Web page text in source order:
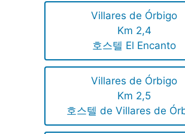
Villares de Órbigo
Km 2,4
호스텔 El Encanto
Villares de Órbigo
Km 2,5
호스텔 de Villares de